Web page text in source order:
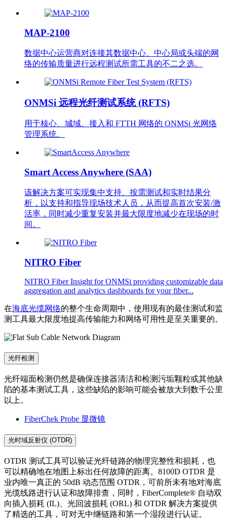
MAP-2100
数据中心运营商对连接其数据中心、中心局或头端的网
络的传输质量进行远程测试所需工具的不二之选。
ONMSi 远程光纤测试系统 (RFTS)
用于核心、城域、接入和 FTTH 网络的 ONMSi 光网络
管理系统。
Smart Access Anywhere (SAA)
该解决方案可实现集中支持、按需测试和实时结果分
析，以支持和指导现场技术人员，从而提高首次安装/激
活率，同时减少重复安装并最大限度地减少在现场的时
间。
NITRO Fiber
NITRO Fiber Insight for ONMSi providing customizable data
aggregation and analytics dashboards for your fiber...
在海底光缆网络的整个生命周期中，使用现有的最佳测试和监
测工具最大限度地提高传输能力和网络可用性是至关重要的。
光纤检测
光纤端面检测仍然是确保连接器清洁和检测污垢颗粒或其他缺
陷的基本测试工具，这些缺陷的影响可能会被放大到数千公里
以上。
FiberChek Probe 显微镜
光时域反射仪 (OTDR)
OTDR 测试工具可以验证光纤链路的物理完整性和损耗，也
可以精确地在地图上标出任何故障的距离。8100D OTDR 是
业内唯一真正的 50dB 动态范围 OTDR，可前所未有地对海底
光缆线路进行认证和故障排查，同时，FiberComplete® 自动双
向插入损耗 (IL)、光回波损耗 (ORL) 和 OTDR 解决方案提供
了精选的工具，可对无中继链路和第一个湿段进行认证。